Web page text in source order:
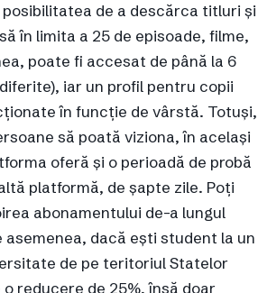
de a descărca titluri și
în limita a 25 de episoade, filme,
poate fi accesat de până la 6
iar un profil pentru copii
în funcție de vârstă. Totuși,
să poată viziona, în același
oferă și o perioadă de probă
platformă, de șapte zile. Poți
abonamentului de-a lungul
asemenea, dacă ești student la un
de pe teritoriul Statelor
reducere de 25%, însă doar